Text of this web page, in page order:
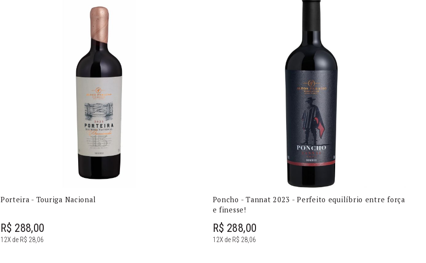
Porteira - Touriga Nacional
R$ 288,00
12X de R$ 28,06
Poncho - Tannat 2023 - Perfeito equilíbrio entre força
e finesse!
R$ 288,00
12X de R$ 28,06